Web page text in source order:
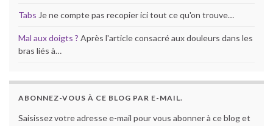
Tabs Je ne compte pas recopier ici tout ce qu'on trouve…
Mal aux doigts ? Après l'article consacré aux douleurs dans les
bras liés à…
ABONNEZ-VOUS À CE BLOG PAR E-MAIL.
Saisissez votre adresse e-mail pour vous abonner à ce blog et